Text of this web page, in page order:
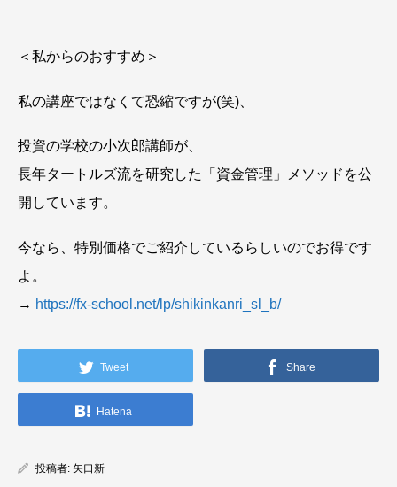
＜私からのおすすめ＞
私の講座ではなくて恐縮ですが(笑)、
投資の学校の小次郎講師が、
長年タートルズ流を研究した「資金管理」メソッドを公
開しています。
今なら、特別価格でご紹介しているらしいのでお得です
よ。
→ https://fx-school.net/lp/shikinkanri_sl_b/
Tweet Share
Hatena
投稿者: 矢口新